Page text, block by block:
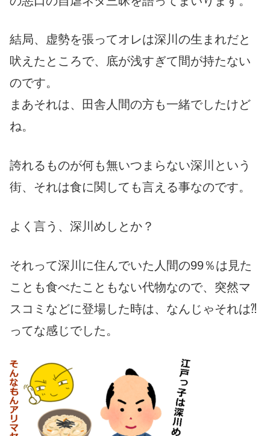
結局、虚勢を張ってオレは深川の生まれだと
吠えたところで、底が浅すぎて間が持たない
のです。
まあそれは、田舎人間の方も一緒でしたけど
ね。
誇れるものが何も無いつまらない深川という
街、それは食に関しても言える事なのです。
よく言う、深川めしとか？
それって深川に住んでいた人間の99％は見た
ことも食べたこともない代物なので、突然マ
スコミなどに登場した時は、なんじゃそれは⁈
ってな感じでした。